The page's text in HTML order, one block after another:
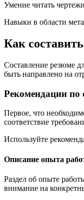
Умение читать
Навыки в области
Как
Составление резюме
быть направлено на
Рекомендации по
Первое, что
соответствие
Используйте
Описание опыта
Раздел об опыте
внимание на